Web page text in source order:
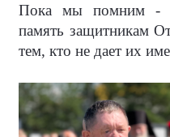
Пока мы помним -
память защитникам
тем, кто не дает их